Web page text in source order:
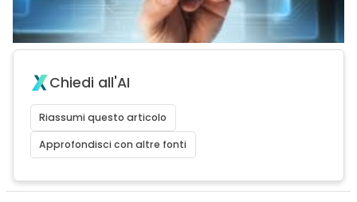
Chiedi all'AI
Riassumi questo articolo
Approfondisci con altre fonti